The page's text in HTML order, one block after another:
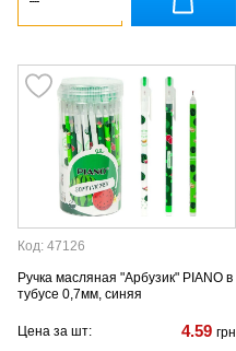
Код: 47126
Ручка масляная "Арбузик" PIANO в
тубусе 0,7мм, синяя
Цена за шт: 4.59 грн